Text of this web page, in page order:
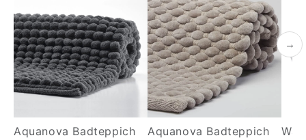
Aquanova Badteppich
Aquanova Badteppich
→